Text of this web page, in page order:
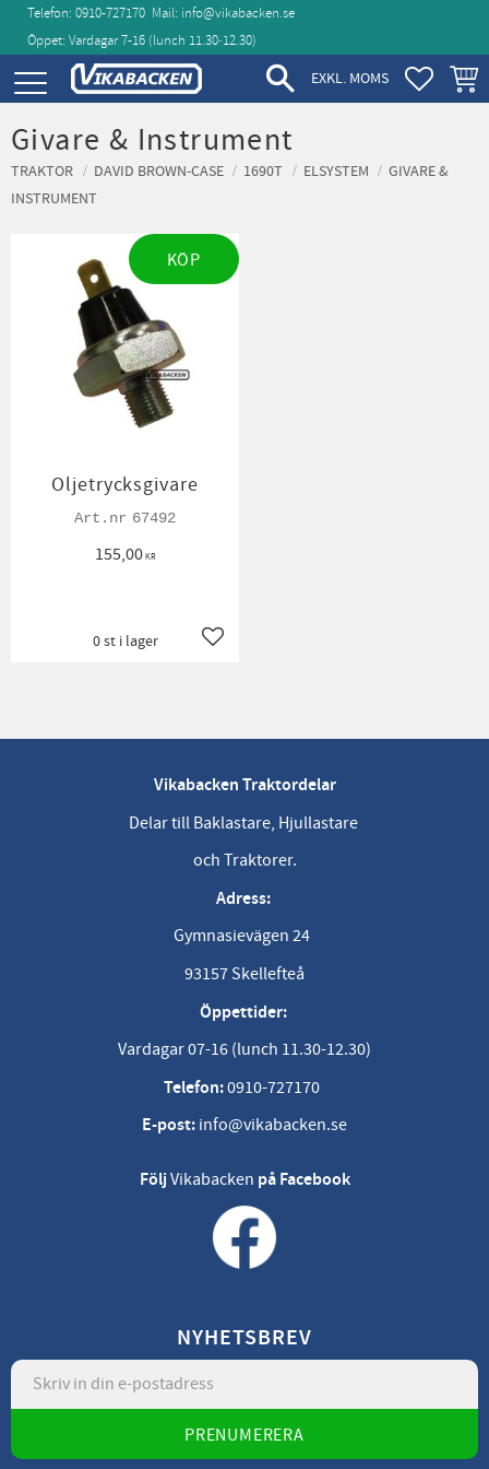
Meny
Telefon: 0910-727170 Mail: info@vikabacken.se
Öppet: Vardagar 7-16 (lunch 11.30‑12.30)
EXKL. MOMS
Givare & Instrument
TRAKTOR DAVID BROWN-CASE 1690T ELSYSTEM
GIVARE &
INSTRUMENT
Oljetrycksgivare
67492
155,00KR
Lägg till i favoriter
0 st i lager
KÖP
Vikabacken Traktordelar
Delar till Baklastare, Hjullastare
och Traktorer.
Adress:
Gymnasievägen 24
93157 Skellefteå
Öppettider:
Vardagar 07-16 (lunch 11.30-12.30)
Telefon:0910-727170
E-post: info@vikabacken.se
FöljVikabacken på Facebook
NYHETSBREV
PRENUMERERA